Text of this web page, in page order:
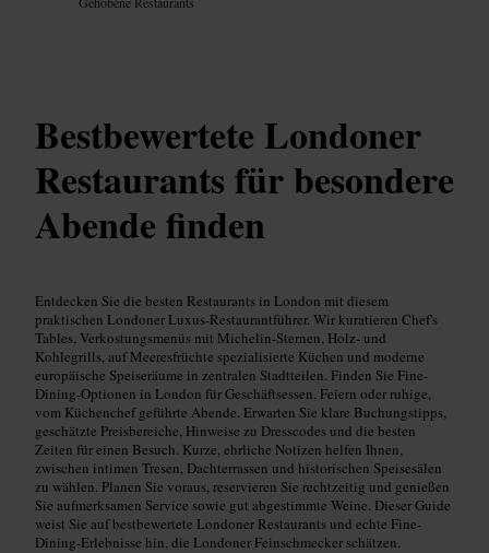
Bestbewertete Londoner
Restaurants für besondere
Abende finden
Entdecken Sie die besten Restaurants in London mit diesem
praktischen Londoner Luxus-Restaurantführer. Wir kuratieren Chef's
Tables, Verkostungsmenüs mit Michelin-Sternen, Holz- und
Kohlegrills, auf Meeresfrüchte spezialisierte Küchen und moderne
europäische Speiseräume in zentralen Stadtteilen. Finden Sie Fine-
Dining-Optionen in London für Geschäftsessen, Feiern oder ruhige,
vom Küchenchef geführte Abende. Erwarten Sie klare Buchungstipps,
geschätzte Preisbereiche, Hinweise zu Dresscodes und die besten
Zeiten für einen Besuch. Kurze, ehrliche Notizen helfen Ihnen,
zwischen intimen Tresen, Dachterrassen und historischen Speisesälen
zu wählen. Planen Sie voraus, reservieren Sie rechtzeitig und genießen
Sie aufmerksamen Service sowie gut abgestimmte Weine. Dieser Guide
weist Sie auf bestbewertete Londoner Restaurants und echte Fine-
Dining-Erlebnisse hin, die Londoner Feinschmecker schätzen.